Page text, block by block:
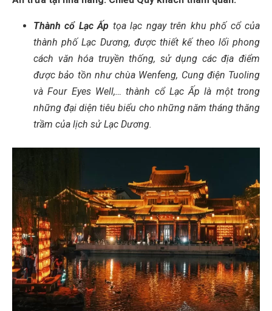
Thành cổ Lạc Ấp tọa lạc ngay trên khu phố cổ của
thành phố Lạc Dương, được thiết kế theo lối phong
cách văn hóa truyền thống, sử dụng các địa điểm
được bảo tồn như chùa Wenfeng, Cung điện Tuoling
và Four Eyes Well,… thành cổ Lạc Ấp là một trong
những đại diện tiêu biểu cho những năm tháng thăng
trầm của lịch sử Lạc Dương.